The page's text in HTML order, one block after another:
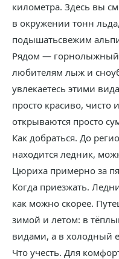
километра. Здесь вы
в окружении тонн
подышатьсвежим
Рядом — горнолыжный
любителям лыж и
увлекаетесь этими
просто красиво,
открываются просто
Как добраться. До
находится ледник,
Цюриха примерно за
Когда приезжать.
как можно скорее.
зимой и летом: в
видами, а в холодный
Что учесть. Для